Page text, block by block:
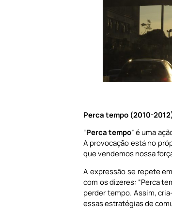
Perca tempo (2010-
“Perca tempo” é uma
A provocação está no
que vendemos nossa
A expressão se repete
com os dizeres: “Perca
perder tempo. Assim,
essas estratégias de